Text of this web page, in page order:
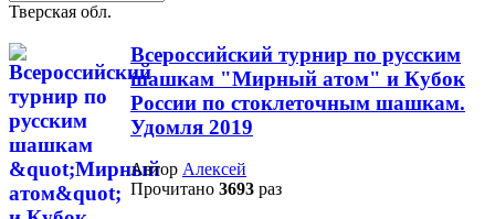
Тверская обл.
Всероссийский турнир по русским
шашкам "Мирный атом" и Кубок
России по стоклеточным шашкам.
Удомля 2019
Автор Алексей
Прочитано 3693 раз